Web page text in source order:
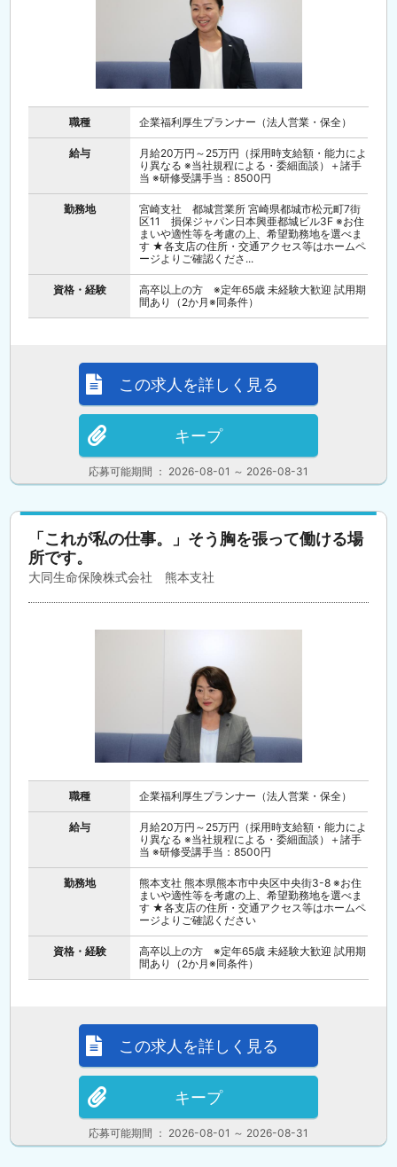
職種 企業福利厚生プランナー（法人営業・保全）
給与
月給20万円～25万円（採用時支給額・能力によ
り異なる ※当社規程による・委細面談）＋諸手
当 ※研修受講手当：8500円
勤務地
宮崎支社 都城営業所 宮崎県都城市松元町7街
区11 損保ジャパン日本興亜都城ビル3F ※お住
まいや適性等を考慮の上、希望勤務地を選べま
す ★各支店の住所・交通アクセス等はホームペ
ージよりご確認くださ...
資格・経験
高卒以上の方 ※定年65歳 未経験大歓迎 試用期
間あり（2か月※同条件）
応募可能期間 ： 2026-08-01 ～ 2026-08-31
この求人を詳しく見る
キープ
「これが私の仕事。」そう胸を張って働ける場
所です。
大同生命保険株式会社 熊本支社
職種 企業福利厚生プランナー（法人営業・保全）
給与
月給20万円～25万円（採用時支給額・能力によ
り異なる ※当社規程による・委細面談）＋諸手
当 ※研修受講手当：8500円
勤務地
熊本支社 熊本県熊本市中央区中央街3-8 ※お住
まいや適性等を考慮の上、希望勤務地を選べま
す ★各支店の住所・交通アクセス等はホームペ
ージよりご確認ください
資格・経験
高卒以上の方 ※定年65歳 未経験大歓迎 試用期
間あり（2か月※同条件）
応募可能期間 ： 2026-08-01 ～ 2026-08-31
この求人を詳しく見る
キープ